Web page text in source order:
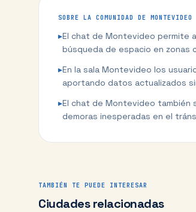
SOBRE LA COMUNIDAD DE MONTEVIDEO
▸El chat de Montevideo permite
búsqueda de espacio en zonas
▸En la sala Montevideo los
aportando datos actualizados
▸El chat de Montevideo también
demoras inesperadas en el
TAMBIÉN TE PUEDE INTERESAR
Ciudades relacionadas